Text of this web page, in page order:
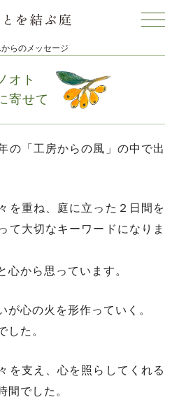
らのメッセージ
オト
寄せて
の「工房からの風」の中で出
を重ね、庭に立った２日間を
て大切なキーワードになりま
心から思っています。
が心の火を形作っていく。
した。
を支え、心を照らしてくれる
間でした。